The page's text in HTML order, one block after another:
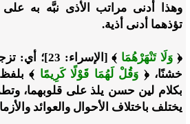
وهذا أدنى مراتب الأذى نبَّه به على
تؤذهما أدنى أذية.
﴿ وَلَا تَنْهَرْهُمَا
﴾ [الإسراء:
خشنًا، ﴿ وَقُلْ لَهُمَا قَوْلًا كَرِيمًا ﴾
بكلام لين حسن يلذ على قلوبهما،
يختلف باختلاف الأحوال والعوائد